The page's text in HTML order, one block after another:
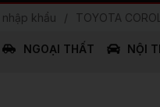
khẩu / TOYOTA
NGOẠI THẤT NỘI